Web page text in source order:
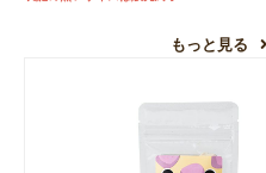
もっと見る